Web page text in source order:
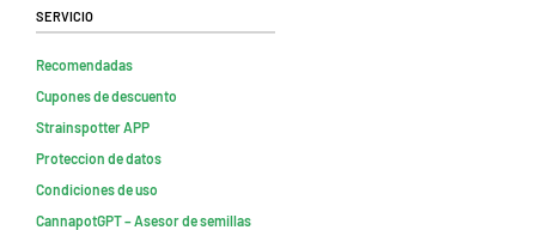
Servicio
Recomendadas
Cupones de descuento
Strainspotter APP
Proteccion de datos
Condiciones de uso
CannapotGPT – Asesor de semillas